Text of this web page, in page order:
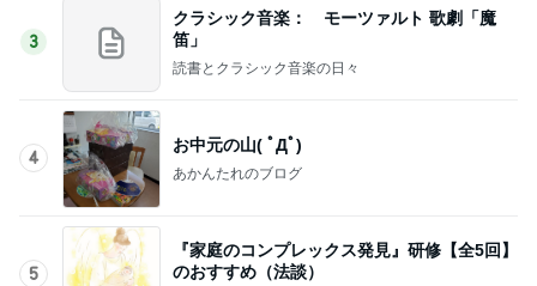
3
クラシック音楽： モーツァルト 歌劇「魔
笛」
読書とクラシック音楽の日々
4
お中元の山( ﾟДﾟ)
あかんたれのブログ
5
『家庭のコンプレックス発見』研修【全5回】
のおすすめ（法談）